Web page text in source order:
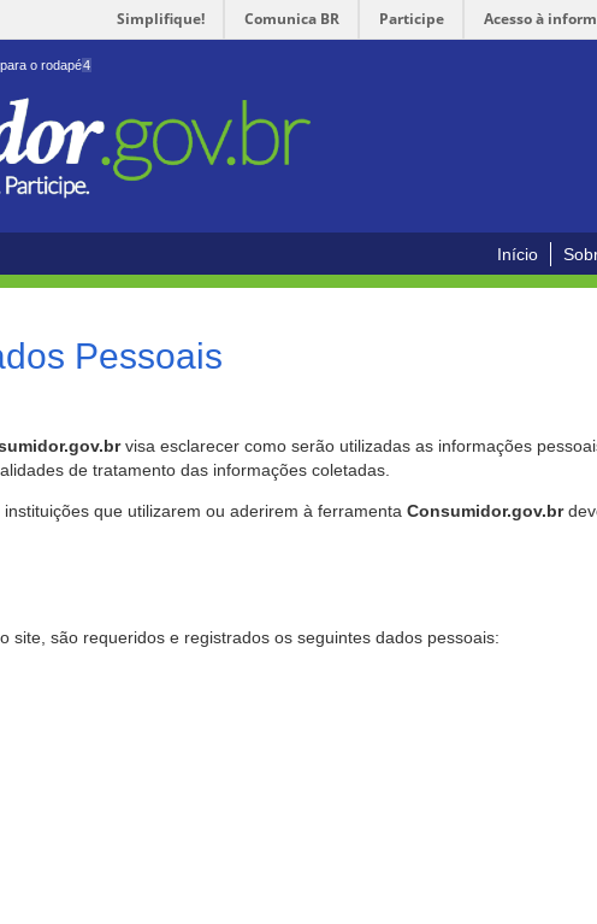
Simplifique! Comunica BR Participe Acesso à
o rodapé4
Início
Pessoais
visa esclarecer como serão utilizadas as informações
de tratamento das informações coletadas.
que utilizarem ou aderirem à ferramenta Consumidor.gov.br
site, são requeridos e registrados os seguintes dados pessoais: